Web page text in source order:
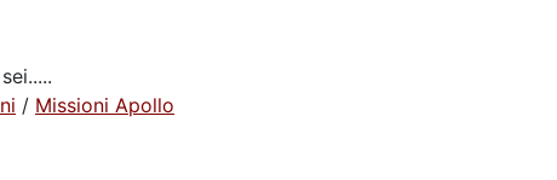
/ Missioni Apollo